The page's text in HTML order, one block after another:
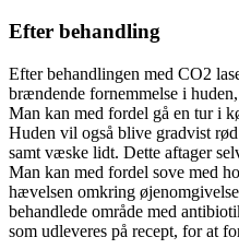
Efter behandling
Efter behandlingen med CO2
brændende fornemmelse i
Man kan med fordel gå en tur i
Huden vil også blive gradvist
samt væske lidt. Dette aftager
Man kan med fordel sove med
hævelsen omkring
behandlede område med
som udleveres på recept, for at